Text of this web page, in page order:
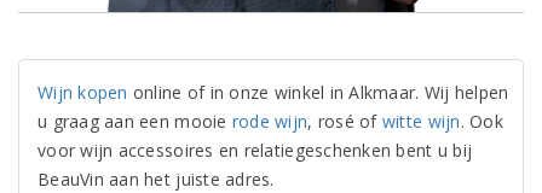
Wijn kopen online of in onze winkel in Alkmaar. Wij helpen
u graag aan een mooie rode wijn, rosé of witte wijn. Ook
voor wijn accessoires en relatiegeschenken bent u bij
BeauVin aan het juiste adres.